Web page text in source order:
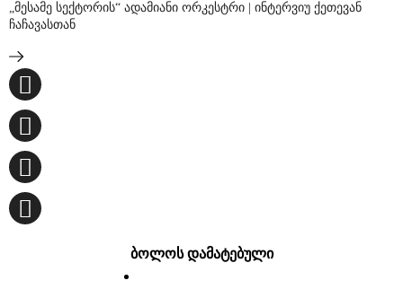
„მესამე სექტორის“ ადამიანი ორკესტრი | ინტერვიუ ქეთევან
ჩაჩავასთან
ბოლოს დამატებული